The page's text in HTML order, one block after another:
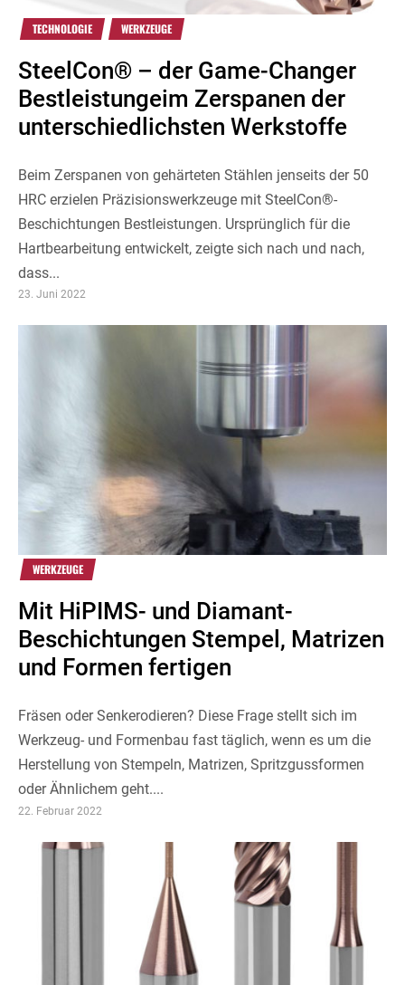
TECHNOLOGIE WERKZEUGE
SteelCon® – der Game-Changer
Bestleistungeim Zerspanen der
unterschiedlichsten Werkstoffe
Beim Zerspanen von gehärteten Stählen jenseits der 50
HRC erzielen Präzisionswerkzeuge mit SteelCon®-
Beschichtungen Bestleistungen. Ursprünglich für die
Hartbearbeitung entwickelt, zeigte sich nach und nach,
dass...
23. Juni 2022
WERKZEUGE
Mit HiPIMS- und Diamant-
Beschichtungen Stempel, Matrizen
und Formen fertigen
Fräsen oder Senkerodieren? Diese Frage stellt sich im
Werkzeug- und Formenbau fast täglich, wenn es um die
Herstellung von Stempeln, Matrizen, Spritzgussformen
oder Ähnlichem geht....
22. Februar 2022